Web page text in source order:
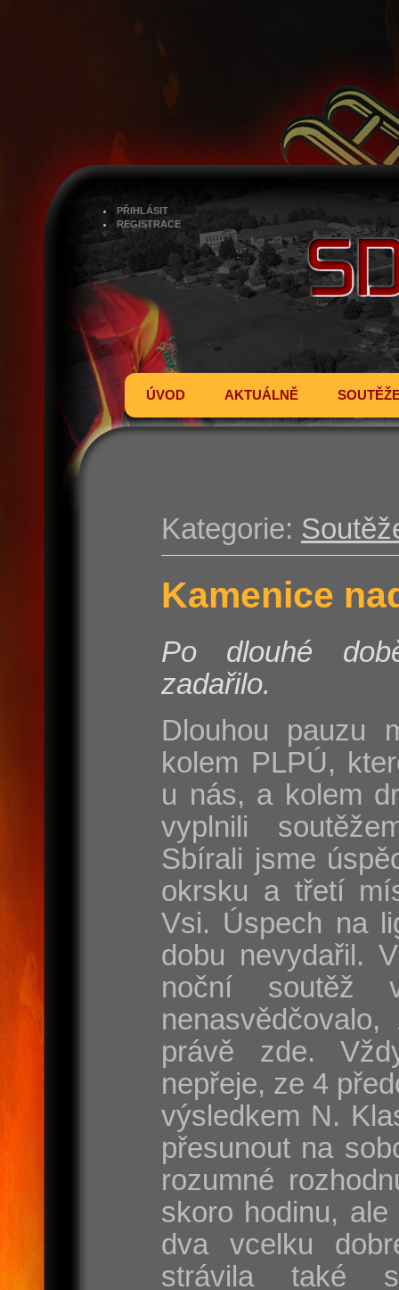
PŘIHLÁSIT
REGISTRACE
ÚVOD AKTUÁLNĚ
Kategorie:
Kamenice
Po dlouhé
zadařilo.
Dlouhou pauzu
kolem PLPÚ,
u nás, a kolem
vyplnili
Sbírali jsme
okrsku a třetí
Vsi. Úspech na
dobu nevydařil.
noční soutěž
právě zde.
nepřeje, ze 4
výsledkem N.
přesunout na
rozumné
skoro hodinu,
dva vcelku
strávila také